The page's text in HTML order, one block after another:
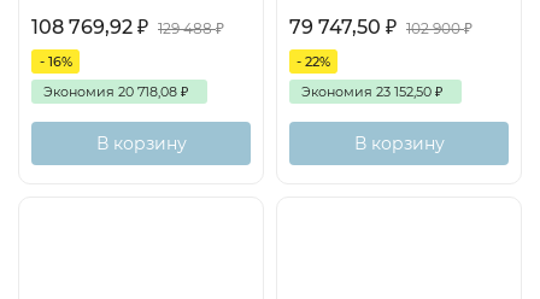
108 769,92 ₽ 129 488₽
- 16%
Экономия 20 718,08 ₽
В корзину
79 747,50 ₽ 102 900₽
- 22%
Экономия 23 152,50 ₽
В корзину